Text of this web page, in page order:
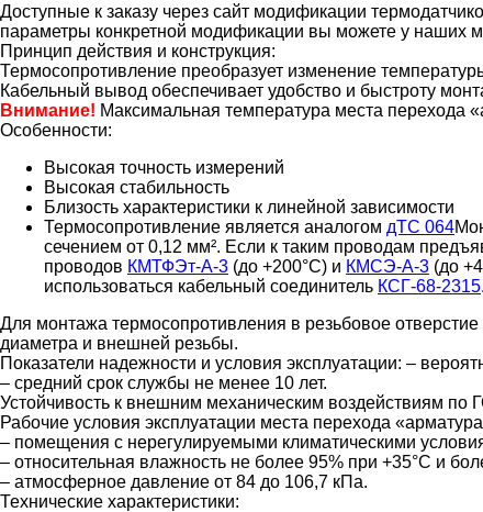
Доступные к заказу через сайт модификации
параметры конкретной модификации вы можете у наших
Принцип действия и конструкция:
Термосопротивление преобразует изменение
Кабельный вывод обеспечивает удобство и быстроту
Внимание! Максимальная температура места перехода
Особенности:
Высокая точность измерений
Высокая стабильность
Близость характеристики к линейной зависимости
Термосопротивление является аналогом дТС 064
сечением от 0,12 мм². Если к таким проводам
проводов КМТФЭт-А-3 (до +200°С) и КМСЭ-А-3 (до
использоваться кабельный соединитель КСГ-68-2315.
Для монтажа термосопротивления в резьбовое
диаметра и внешней резьбы.
Показатели надежности и условия эксплуатации: –
– средний срок службы не менее 10 лет.
Устойчивость к внешним механическим воздействиям
Рабочие условия эксплуатации места перехода
– помещения с нерегулируемыми климатическими
– относительная влажность не более 95% при +35°С и
– атмосферное давление от 84 до 106,7 кПа.
Технические характеристики: